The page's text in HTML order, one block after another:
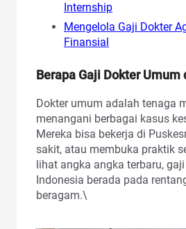
Internship
Mengelola Gaji Dokter
Finansial
Berapa Gaji Dokter Umum
Dokter umum adalah tenaga
menangani berbagai kasus
Mereka bisa bekerja di
sakit, atau membuka praktik
lihat angka angka terbaru,
Indonesia berada pada
beragam.\